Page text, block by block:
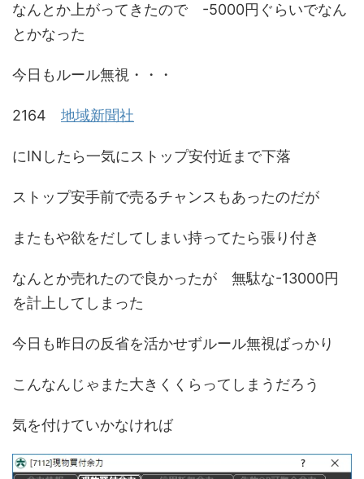
なんとか上がってきたので -5000円ぐらいでなん
とかなった
今日もルール無視・・・
2164 地域新聞社
にINしたら一気にストップ安付近まで下落
ストップ安手前で売るチャンスもあったのだが
またもや欲をだしてしまい持ってたら張り付き
なんとか売れたので良かったが 無駄な-13000円
を計上してしまった
今日も昨日の反省を活かせずルール無視ばっかり
こんなんじゃまた大きくくらってしまうだろう
気を付けていかなければ